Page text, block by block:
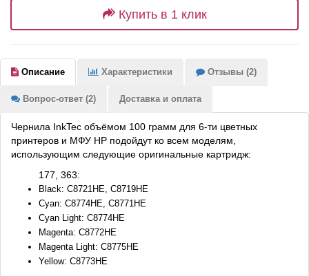
Купить в 1 клик
Описание Характеристики Отзывы (2)
Вопрос-ответ (2) Доставка и оплата
Чернила InkTec объёмом 100 грамм для 6-ти цветных
принтеров и МФУ HP подойдут ко всем моделям,
использующим следующие оригинальные картридж:
177, 363:
Black: C8721HE, C8719HE
Cyan: C8774HE, C8771HE
Cyan Light: C8774HE
Magenta: C8772HE
Magenta Light: C8775HE
Yellow: C8773HE